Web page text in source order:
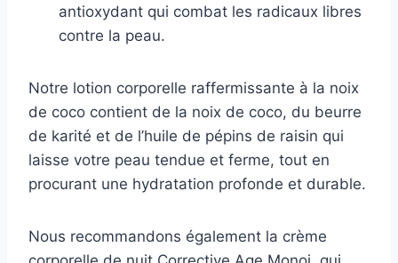
antioxydant qui combat les radicaux libres
contre la peau.
Notre lotion corporelle raffermissante à la noix
de coco contient de la noix de coco, du beurre
de karité et de l’huile de pépins de raisin qui
laisse votre peau tendue et ferme, tout en
procurant une hydratation profonde et durable.
Nous recommandons également la crème